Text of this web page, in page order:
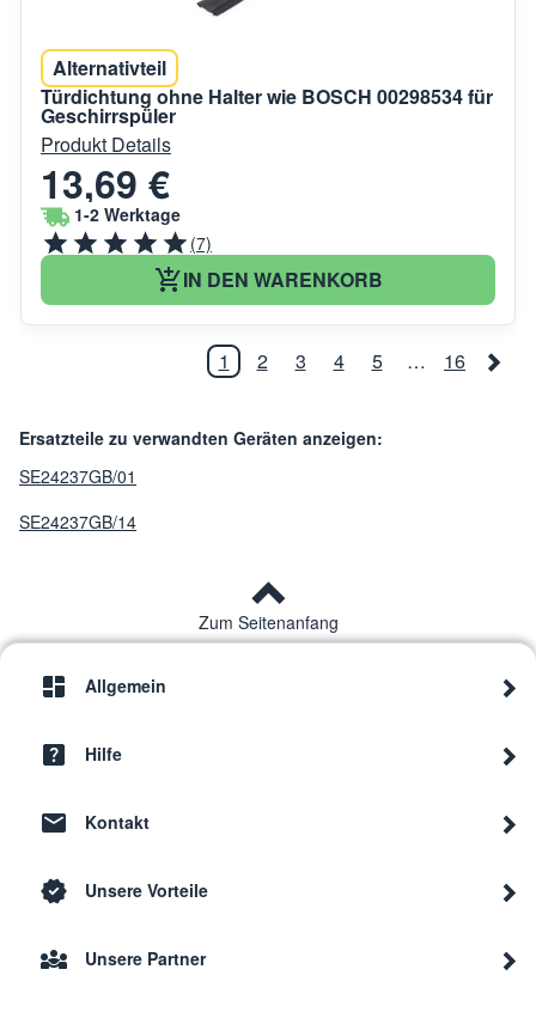
Alternativteil
Türdichtung ohne Halter wie BOSCH 00298534 für
Geschirrspüler
Produkt Details
13,69 €
1-2 Werktage
(7)
IN DEN WARENKORB
1 2 3 4 5 … 16
Ersatzteile zu verwandten Geräten anzeigen:
SE24237GB/01
SE24237GB/14
Zum Seitenanfang
Allgemein
Hilfe
Kontakt
Unsere Vorteile
Unsere Partner